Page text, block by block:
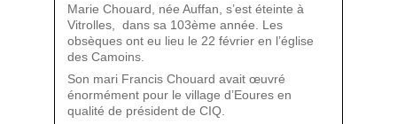
Marie Chouard, née Auffan, s’est éteinte à
Vitrolles, dans sa 103ème année. Les
obsèques ont eu lieu le 22 février en l’église
des Camoins.
Son mari Francis Chouard avait œuvré
énormément pour le village d’Eoures en
qualité de président de CIQ.